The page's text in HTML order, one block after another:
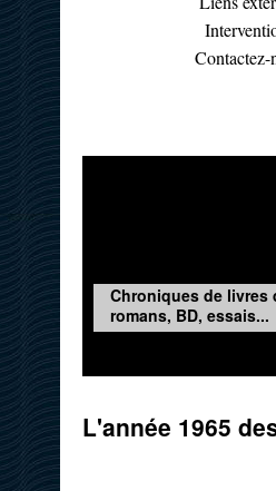
Contactez-
Chroniques de livres
romans, BD, essais...
L'année 1965